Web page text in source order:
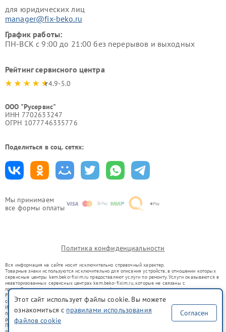
Мы принимаем
все формы оплаты
для юридических лиц
manager@fix-beko.ru
График работы:
ПН-ВСК с 9:00 до 21:00 без перерывов и выходных
Рейтинг сервисного центра
4.9-5.0
ООО "Русервис"
ИНН 7702633247
ОГРН 1077746335776
Поделиться в соц. сетях:
Политика конфиденциальности
Вся информация на сайте носит исключительно справочный характер.
Товарные знаки используются исключительно для описания устройств, в отношении которых
сервисные центры kem.beko-fixim.ru предоставляют услуги по ремонту. Услуги оказываются в
неавторизованных сервисных центрах kem.beko-fixim.ru, которые не связаны с
правообладателями товарных знаков или их официальными представителями.
Ремонт осуществляется для устройств, уже введенных в гражданский оборот в соответствии
со статьей 1487 ГК РФ.
Использование товарных знаков не преследует цели индивидуализации услуг или введения
потребителей в заблуждение, а служит для информирования о предоставляемых услугах по
ремонту техники указанных брендов.
Представленная на сайте информация не является публичной офертой, определяемой
Этот сайт использует файлы cookie. Вы можете
ознакомиться с правилами использования
файлов cookie
Согласен